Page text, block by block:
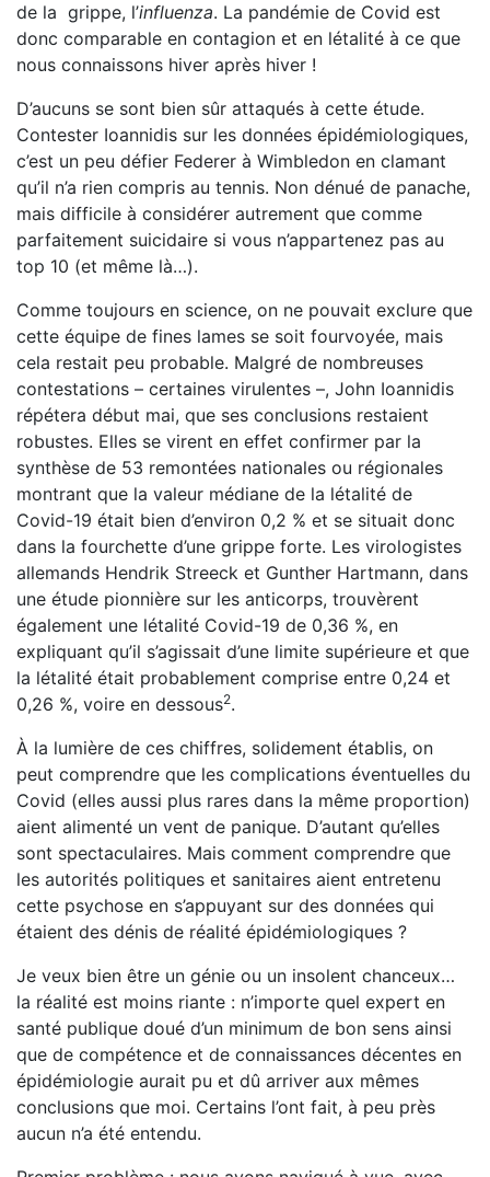
de la grippe, l’influenza. La pandémie de Covid est
donc comparable en contagion et en létalité à ce que
nous connaissons hiver après hiver !
D’aucuns se sont bien sûr attaqués à cette étude.
Contes­ter Ioannidis sur les données épidémiologiques,
c’est un peu défier Federer à Wimbledon en clamant
qu’il n’a rien compris au tennis. Non dénué de panache,
mais difficile à considérer autrement que comme
parfaitement suicidaire si vous n’ap­partenez pas au
top 10 (et même là…).
Comme toujours en science, on ne pouvait exclure que
cette équipe de fines lames se soit fourvoyée, mais
cela restait peu probable. Malgré de nombreuses
contestations – cer­taines virulentes –, John Ioannidis
répétera début mai, que ses conclusions restaient
robustes. Elles se virent en effet confir­mer par la
synthèse de 53 remontées nationales ou régionales
montrant que la valeur médiane de la létalité de
Covid-19 était bien d’environ 0,2 % et se situait donc
dans la four­chette d’une grippe forte. Les virologistes
allemands Hendrik Streeck et Gunther Hartmann, dans
une étude pionnière sur les anticorps, trouvèrent
également une létalité Covid-19 de 0,36 %, en
expliquant qu’il s’agissait d’une limite supérieure et que
la létalité était probablement comprise entre 0,24 et
0,26 %, voire en dessous2.
À la lumière de ces chiffres, solidement établis, on
peut comprendre que les complications éventuelles du
Covid (elles aussi plus rares dans la même proportion)
aient alimenté un vent de panique. D’autant qu’elles
sont spectaculaires. Mais comment comprendre que
les autorités politiques et sanitaires aient entretenu
cette psychose en s’appuyant sur des données qui
étaient des dénis de réalité épidémiologiques ?
Je veux bien être un génie ou un insolent chanceux…
la réalité est moins riante : n’importe quel expert en
santé publique doué d’un minimum de bon sens ainsi
que de com­pétence et de connaissances décentes en
épidémiologie aurait pu et dû arriver aux mêmes
conclusions que moi. Certains l’ont fait, à peu près
aucun n’a été entendu.